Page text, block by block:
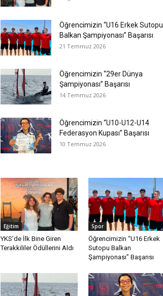
Öğrencimizin “U16 Erkek Sutopu
Balkan Şampiyonası” Başarısı
21 Temmuz 2026
Öğrencimizin “29er Dünya
Şampiyonası” Başarısı
14 Temmuz 2026
Öğrencimizin “U10-U12-U14
Federasyon Kupası” Başarısı
10 Temmuz 2026
Eğitim
YKS’de İlk Bine Giren
Terakkililer Ödüllerini Aldı
Spor
Öğrencimizin “U16 Erkek
Sutopu Balkan
Şampiyonası” Başarısı